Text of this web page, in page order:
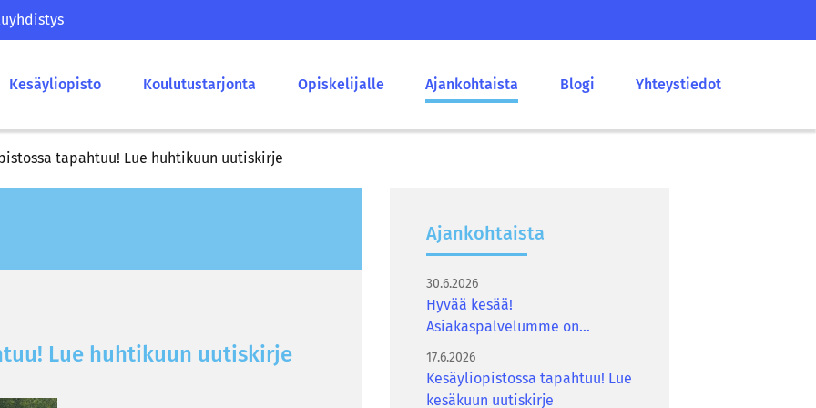
Kesäyliopisto Koulutustarjonta Opiskelijalle Ajankohtaista Blogi Yhteystiedot
tapahtuu! Lue huhtikuun uutiskirje
Lue huh­ti­kuun uu­tis­kir­je
Ajan­koh­tais­ta
30.6.2026
Hyvää kesää!
Asiakaspalvelumme on
suljettuna 6.7.–2.8.2026
17.6.2026
Kesäyliopistossa tapahtuu! Lue
kesäkuun uutiskirje